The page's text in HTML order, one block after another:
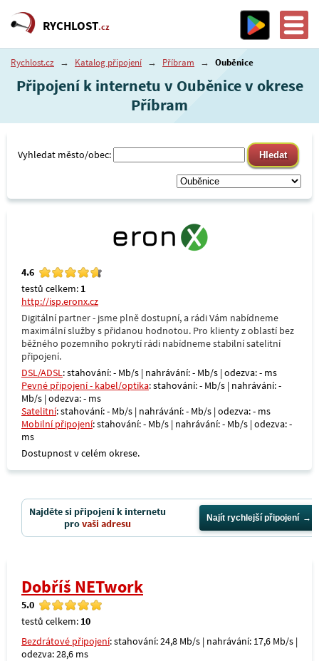
RYCHLOST.cz
Rychlost.cz → Katalog připojení → Příbram → Ouběnice
Připojení k internetu v Ouběnice v okrese
Příbram
Vyhledat město/obec:
4.6
testů celkem: 1
http://isp.eronx.cz
Digitální partner - jsme plně dostupní, a rádi Vám nabídneme
maximální služby s přidanou hodnotou. Pro klienty z oblastí bez
běžného pozemního pokrytí rádi nabídneme stabilní satelitní
připojení.
DSL/ADSL: stahování: - Mb/s | nahrávání: - Mb/s | odezva: - ms
Pevné připojení - kabel/optika: stahování: - Mb/s | nahrávání: -
Mb/s | odezva: - ms
Satelitní: stahování: - Mb/s | nahrávání: - Mb/s | odezva: - ms
Mobilní připojení: stahování: - Mb/s | nahrávání: - Mb/s | odezva: -
ms
Dostupnost v celém okrese.
Najděte si připojení k internetu
provaši adresu Najít rychlejší připojení
Dobříš NETwork
5.0
testů celkem: 10
Bezdrátové připojení: stahování: 24,8 Mb/s | nahrávání: 17,6 Mb/s |
odezva: 28,6 ms